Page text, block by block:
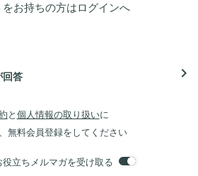
お持ちの方はログインへ
回答 navigate_next
と 個人情報の取り扱いに
無料会員登録をしてください
立ちメルマガを受け取る